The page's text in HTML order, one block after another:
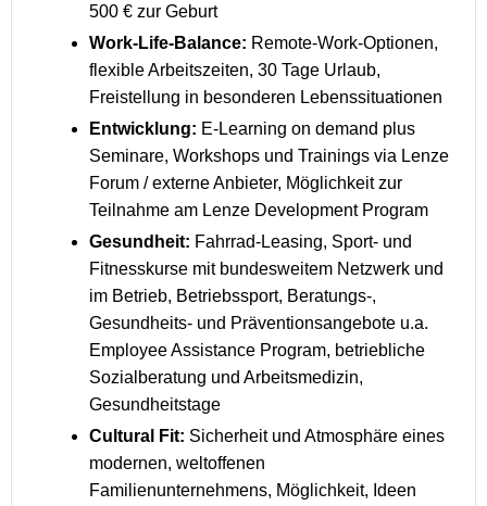
500 € zur Geburt
Work-Life-Balance: Remote-Work-Optionen,
flexible Arbeitszeiten, 30 Tage Urlaub,
Freistellung in besonderen Lebenssituationen
Entwicklung: E-Learning on demand plus
Seminare, Workshops und Trainings via Lenze
Forum / externe Anbieter, Möglichkeit zur
Teilnahme am Lenze Development Program
Gesundheit: Fahrrad-Leasing, Sport- und
Fitnesskurse mit bundesweitem Netzwerk und
im Betrieb, Betriebssport, Beratungs-,
Gesundheits- und Präventionsangebote u.a.
Employee Assistance Program, betriebliche
Sozialberatung und Arbeitsmedizin,
Gesundheitstage
Cultural Fit: Sicherheit und Atmosphäre eines
modernen, weltoffenen
Familienunternehmens, Möglichkeit, Ideen